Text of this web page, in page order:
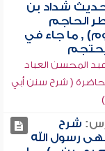
شداد بن
الحاجم
, ما جاء في
المحسن العباد
( شرح سنن أبي
شرح
رسول الله